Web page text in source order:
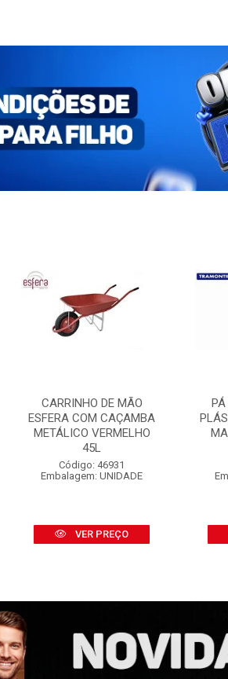
CARRINHO DE MÃO
ESFERA COM CAÇAMBA
METÁLICO VERMELHO
45L
Código: 46931
Embalagem: UNIDADE
VER PREÇO